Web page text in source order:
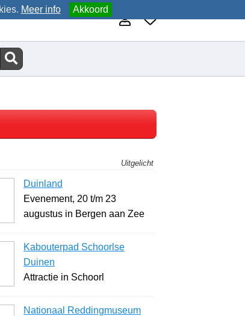
Meer info Akkoord
Uitgelicht
Duinland
Evenement, 20 t/m 23
augustus in Bergen aan Zee
Kabouterpad Schoorlse
Duinen
Attractie in Schoorl
Nationaal Reddingmuseum